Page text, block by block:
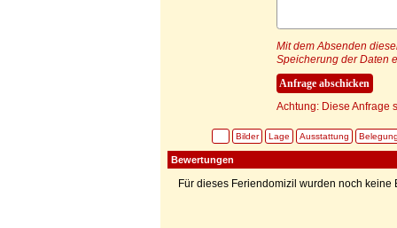
Mit dem Absenden
Speicherung der Daten
Achtung: Diese Anfrage
Bilder Lage Ausstattung
Bewertungen
Für dieses Feriendomizil wurden noch